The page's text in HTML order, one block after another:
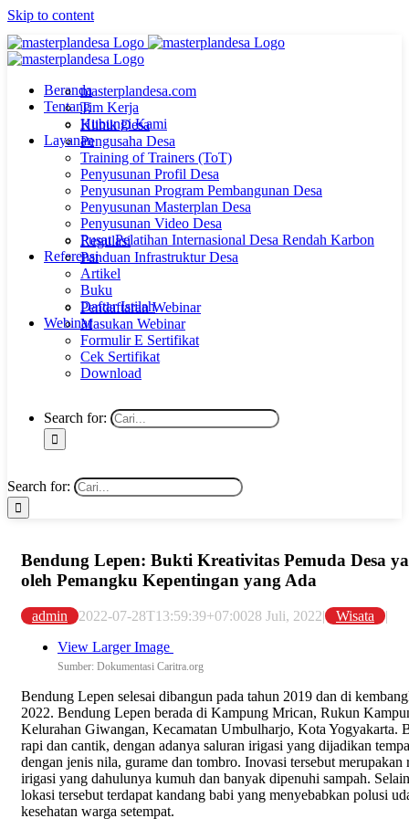
Skip to content
Beranda
Tentang
masterplandesa.com
Tim Kerja
Hubungi Kami
Layanan
Klinik Desa
Pengusaha Desa
Training of Trainers (ToT)
Penyusunan Profil Desa
Penyusunan Program Pembangunan Desa
Penyusunan Masterplan Desa
Penyusunan Video Desa
Pusat Pelatihan Internasional Desa Rendah Karbon
Referensi
Regulasi
Panduan Infrastruktur Desa
Artikel
Buku
Daftar Istilah
Webinar
Pendaftaran Webinar
Masukan Webinar
Formulir E Sertifikat
Cek Sertifikat
Download
Search for:
Search for:
Bendung Lepen: Bukti Kreativitas Pemuda Desa
oleh Pemangku Kepentingan yang Ada
admin 2022-07-28T13:59:39+07:0028 Juli, 2022| Wisata
|
View Larger Image
Sumber: Dokumentasi Caritra.org
Bendung Lepen selesai dibangun pada tahun 2019 dan di
2022. Bendung Lepen berada di Kampung Mrican, Rukun
Kelurahan Giwangan, Kecamatan Umbulharjo, Kota Yogyakarta.
rapi dan cantik, dengan adanya saluran irigasi yang dijadikan
dengan jenis nila, gurame dan tombro. Inovasi tersebut merupakan
irigasi yang dahulunya kumuh dan banyak dipenuhi sampah.
lokasi tersebut terdapat kandang babi yang menyebabkan polusi
kesehatan warga setempat.